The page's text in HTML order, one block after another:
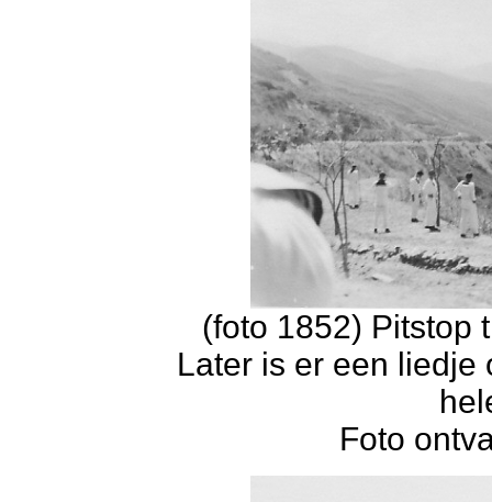
(foto 1852) Pitstop
Later is er een liedje
Foto